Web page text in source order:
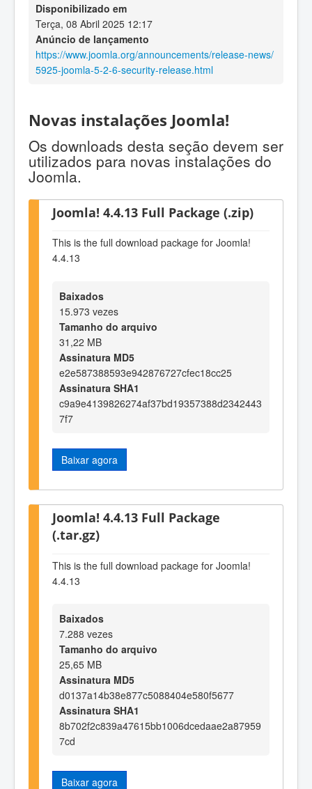
Disponibilizado em
Terça, 08 Abril 2025 12:17
Anúncio de lançamento
https://www.joomla.org/announcements/release-news/
5925-joomla-5-2-6-security-release.html
Novas instalações Joomla!
Os downloads desta seção devem ser
utilizados para novas instalações do
Joomla.
Joomla! 4.4.13 Full Package (.zip)
This is the full download package for Joomla!
4.4.13
Baixados
15.973 vezes
Tamanho do arquivo
31,22 MB
Assinatura MD5
e2e587388593e942876727cfec18cc25
Assinatura SHA1
c9a9e4139826274af37bd19357388d2342443
7f7
Baixar agora
Joomla! 4.4.13 Full Package
(.tar.gz)
This is the full download package for Joomla!
4.4.13
Baixados
7.288 vezes
Tamanho do arquivo
25,65 MB
Assinatura MD5
d0137a14b38e877c5088404e580f5677
Assinatura SHA1
8b702f2c839a47615bb1006dcedaae2a87959
7cd
Baixar agora